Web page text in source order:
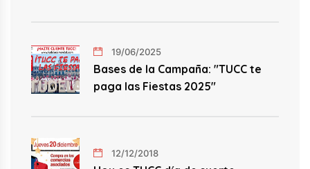
19/06/2025
Bases de la Campaña: "TUCC te
paga las Fiestas 2025"
12/12/2018